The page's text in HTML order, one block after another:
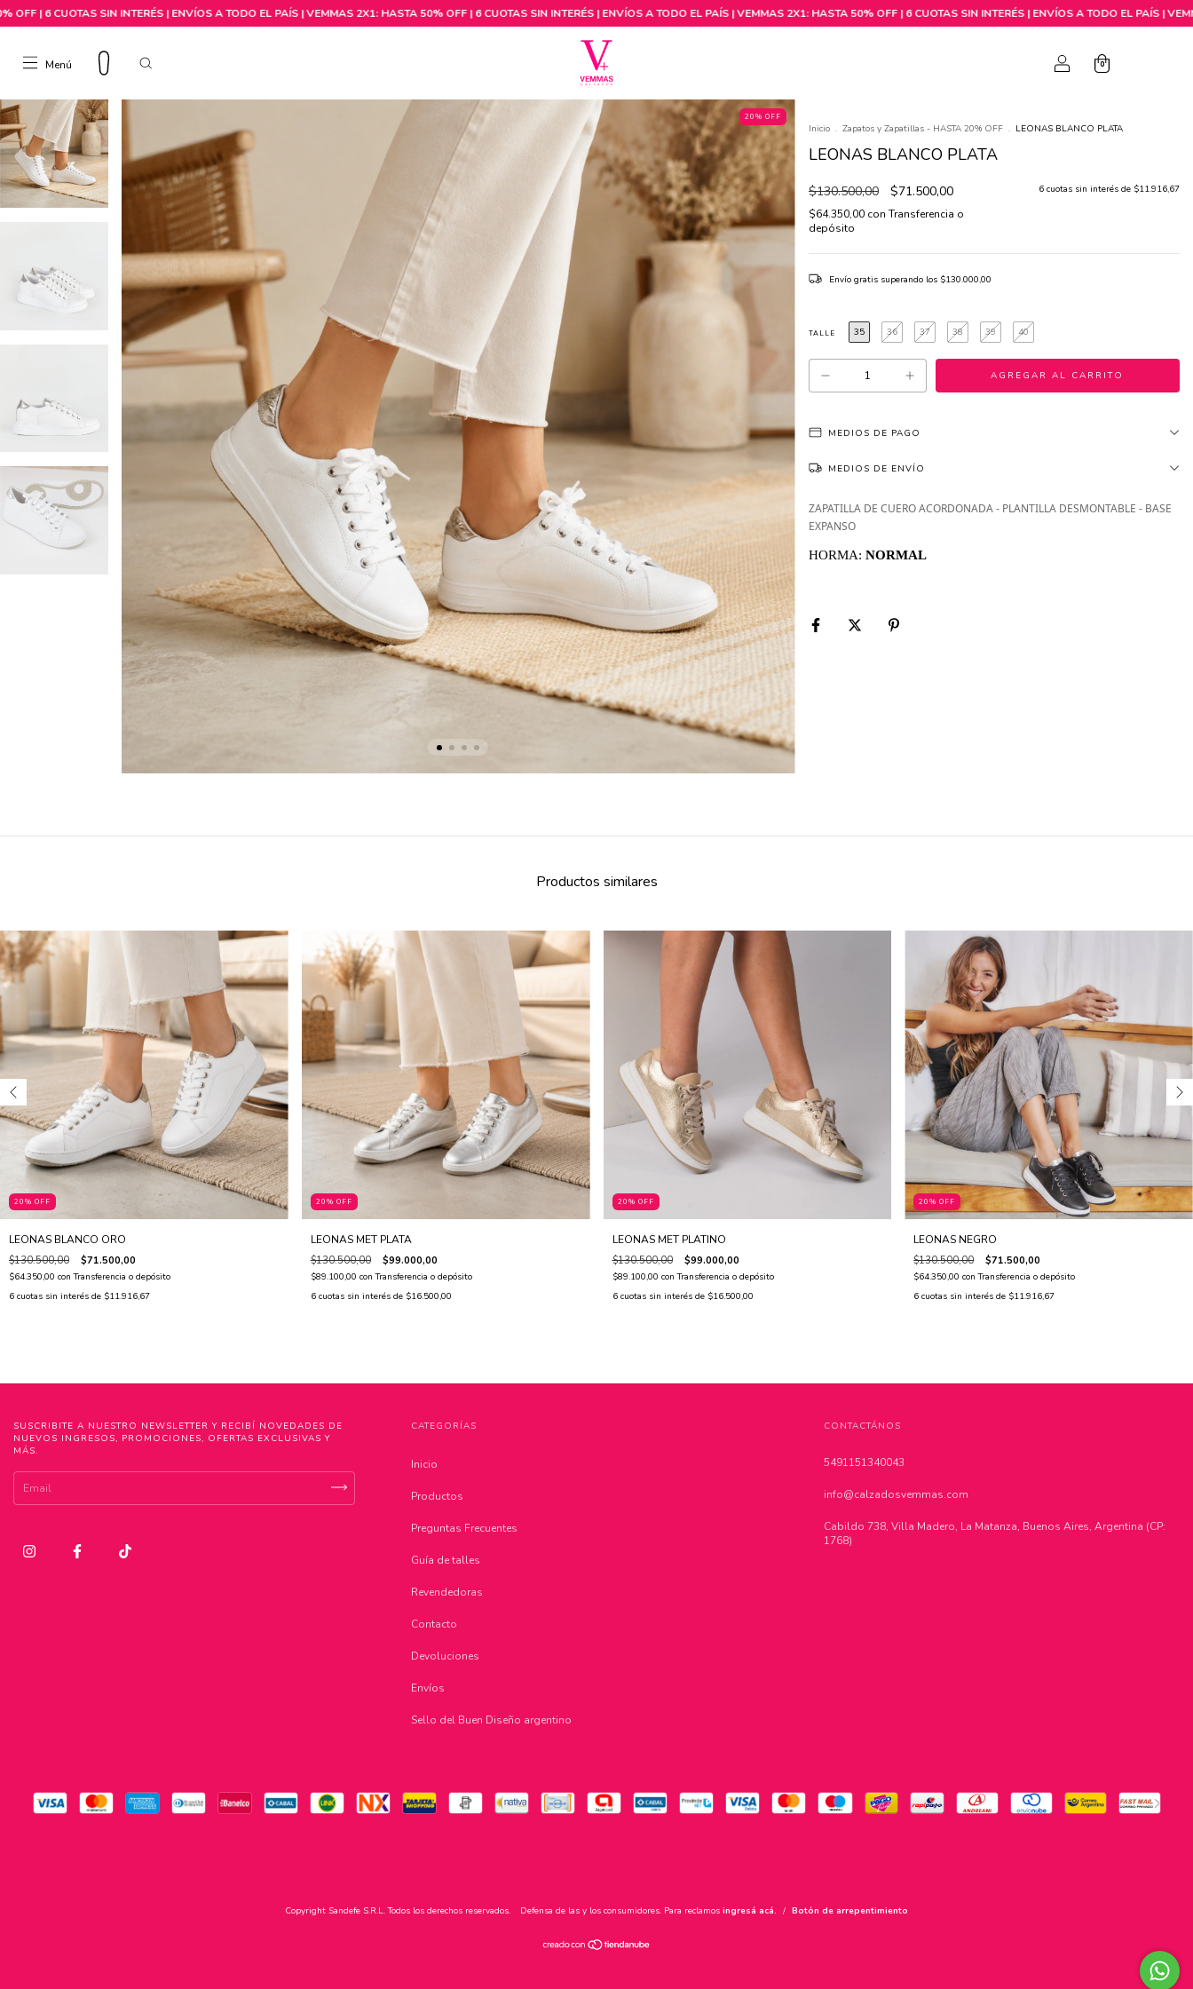
Menú Comprar por talle 0
0
20% OFF
Inicio . Zapatos y Zapatillas - HASTA 20% OFF . LEONAS BLANCO PLATA
LEONAS BLANCO PLATA
$130.500,00 $71.500,00
$64.350,00 con Transferencia o
depósito
6 cuotas sin interés de $11.916,67
Envío gratis superando los $130.000,00
TALLE 35 36 37 38 39 40
MEDIOS DE PAGO
MEDIOS DE ENVÍO
ZAPATILLA DE CUERO ACORDONADA - PLANTILLA DESMONTABLE - BASE
EXPANSO
HORMA: NORMAL
Productos similares
20% OFF
LEONAS BLANCO ORO
$130.500,00 $71.500,00
$64.350,00 con Transferencia o depósito
6 cuotas sin interés de $11.916,67
20% OFF
LEONAS MET PLATA
$130.500,00 $99.000,00
$89.100,00 con Transferencia o depósito
6 cuotas sin interés de $16.500,00
20% OFF
LEONAS MET PLATINO
$130.500,00 $99.000,00
$89.100,00 con Transferencia o depósito
6 cuotas sin interés de $16.500,00
20% OFF
LEONAS NEGRO
$130.500,00 $71.500,00
$64.350,00con Transferencia o depósito
6 cuotas sin interés de $11.916,67
SUSCRIBITE A NUESTRO NEWSLETTER Y RECIBÍ NOVEDADES DE
NUEVOS INGRESOS, PROMOCIONES, OFERTAS EXCLUSIVAS Y
MÁS.
CATEGORÍAS
Inicio
Productos
Preguntas Frecuentes
Guía de talles
Revendedoras
Contacto
Devoluciones
Envíos
Sello del Buen Diseño argentino
CONTACTÁNOS
5491151340043
info@calzadosvemmas.com
Cabildo 738, Villa Madero, La Matanza, Buenos Aires, Argentina (CP:
1768)
Copyright Sandefe S.R.L. Todos los derechos reservados. Defensa de las y los consumidores. Para reclamos ingresá acá. / Botón de arrepentimiento